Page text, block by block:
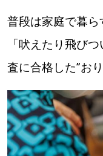
運営会社
情報提供・お問い合わ
普段は家庭で暮ら
「吠えたり飛び
査に合格した”お